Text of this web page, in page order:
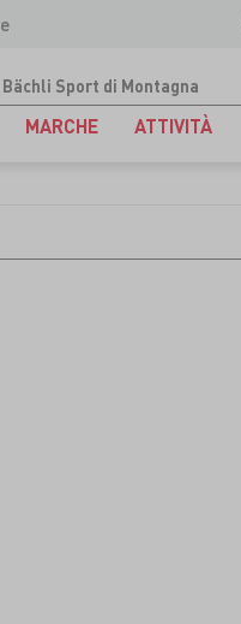
Bächli Sport di Montagna
MARCHE ATTIVITÀ